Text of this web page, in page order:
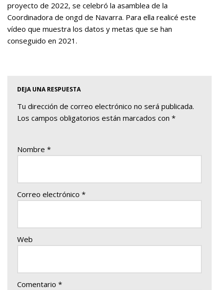
proyecto de 2022, se celebró la asamblea de la
Coordinadora de ongd de Navarra. Para ella realicé este
vídeo que muestra los datos y metas que se han
conseguido en 2021.
DEJA UNA RESPUESTA
Tu dirección de correo electrónico no será publicada.
Los campos obligatorios están marcados con *
Nombre *
Correo electrónico *
Web
Comentario *